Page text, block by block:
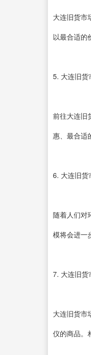
大连旧货市
以最合适的
5. 大连旧货
前往大连旧
惠、最合适
6. 大连旧货
随着人们对
模将会进一
7. 大连旧货
大连旧货市
仪的商品。